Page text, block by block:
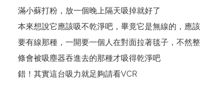
滿小蘇打粉，放一個晚上隔天吸掉就好了
本來想說它應該吸不乾淨吧，畢竟它是無線的，應該
要有線那種，一開要一個人在對面拉著毯子，不然整
條會被吸塵器吞進去的那種才吸得乾淨吧
錯！其實這台吸力就足夠請看VCR